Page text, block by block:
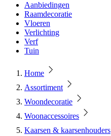
Aanbiedingen
Raamdecoratie
Vloeren
Verlichting
Verf
Tuin
Home
Assortiment
Woondecoratie
Woonaccessoires
Kaarsen & kaarsenhouders